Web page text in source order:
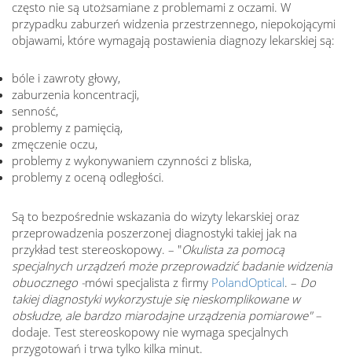
często nie są utożsamiane z problemami z oczami. W
przypadku zaburzeń widzenia przestrzennego, niepokojącymi
objawami, które wymagają postawienia diagnozy lekarskiej są:
bóle i zawroty głowy,
zaburzenia koncentracji,
senność,
problemy z pamięcią,
zmęczenie oczu,
problemy z wykonywaniem czynności z bliska,
problemy z oceną odległości.
Są to bezpośrednie wskazania do wizyty lekarskiej oraz
przeprowadzenia poszerzonej diagnostyki takiej jak na
przykład test stereoskopowy. – "Okulista za pomocą
specjalnych urządzeń może przeprowadzić badanie widzenia
obuocznego -mówi specjalista z firmy PolandOptical. – Do
takiej diagnostyki wykorzystuje się nieskomplikowane w
obsłudze, ale bardzo miarodajne urządzenia pomiarowe" –
dodaje. Test stereoskopowy nie wymaga specjalnych
przygotowań i trwa tylko kilka minut.